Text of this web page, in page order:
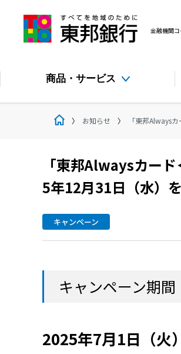
金融機関
商品・サービス
お知らせ 「東邦Always
「東邦Alwaysカー
5年12月31日（水）
キャンペーン
キャンペーン期間
2025年7月1日（火